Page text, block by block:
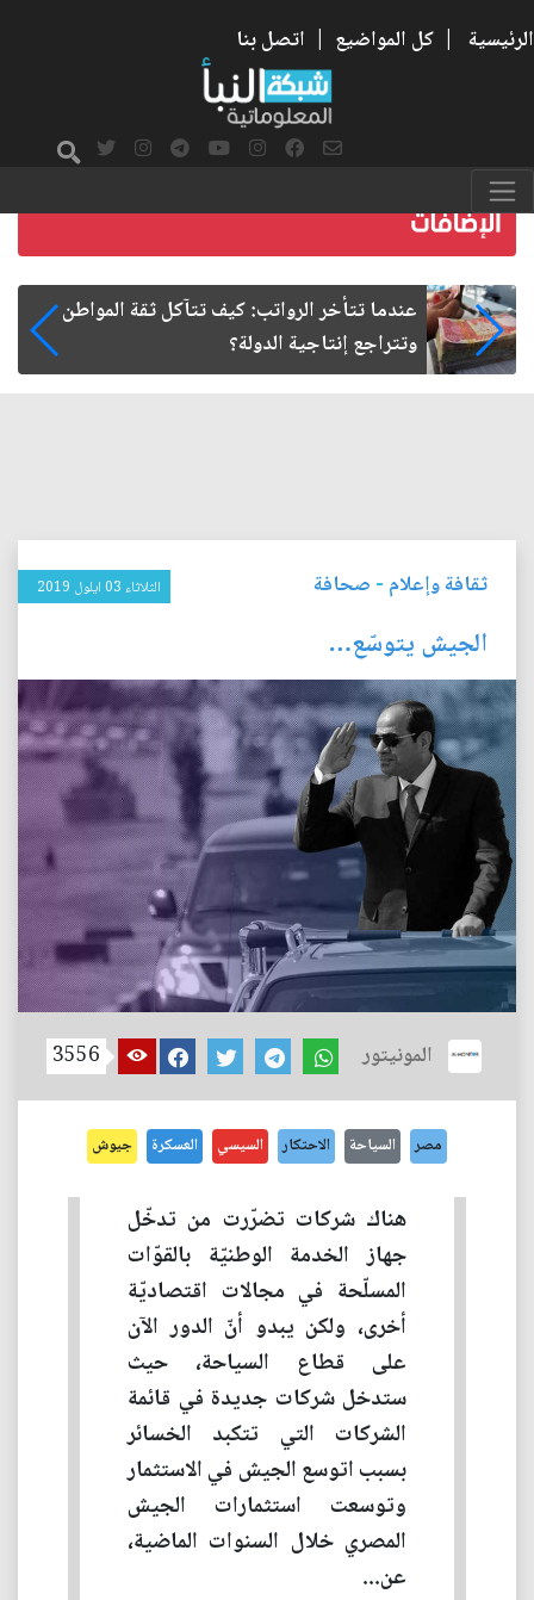
الرئيسية | كل المواضيع | اتصل بنا
صمت الطريق بعد الأربعين
ثقافة وإعلام - صحافة الثلاثاء 03 ايلول 2019
الجيش يتوسّع…
المونيتور 3556
مصر السياحة الاحتكار السيسي العسكرة جيوش
هناك شركات تضرّرت من تدخّل
جهاز الخدمة الوطنيّة بالقوّات
المسلّحة في مجالات اقتصاديّة
أخرى، ولكن يبدو أنّ الدور الآن
على قطاع السياحة، حيث
ستدخل شركات جديدة في قائمة
الشركات التي تتكبد الخسائر
بسبب اتوسع الجيش في الاستثمار
وتوسعت استثمارات الجيش
المصري خلال السنوات الماضية،
عن...